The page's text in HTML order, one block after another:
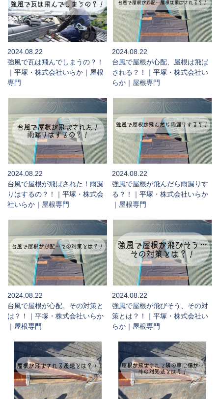
2024.08.22
強風で瓦は飛んでしまうの？！
｜平塚・株式会社いらか｜屋根
専門
2024.08.22
台風で屋根が心配、屋根は飛ば
される？！｜平塚・株式会社い
らか｜屋根専門
2024.08.22
台風で屋根が飛ばされた！雨漏
りはするの？！｜平塚・株式会
社いらか｜屋根専門
2024.08.22
強風で屋根が飛んだら雨漏りす
る？！｜平塚・株式会社いらか
｜屋根専門
2024.08.22
台風で屋根が心配、その対策と
は？！｜平塚・株式会社いらか
｜屋根専門
2024.08.22
強風で屋根が飛びそう、その対
策とは？！｜平塚・株式会社い
らか｜屋根専門